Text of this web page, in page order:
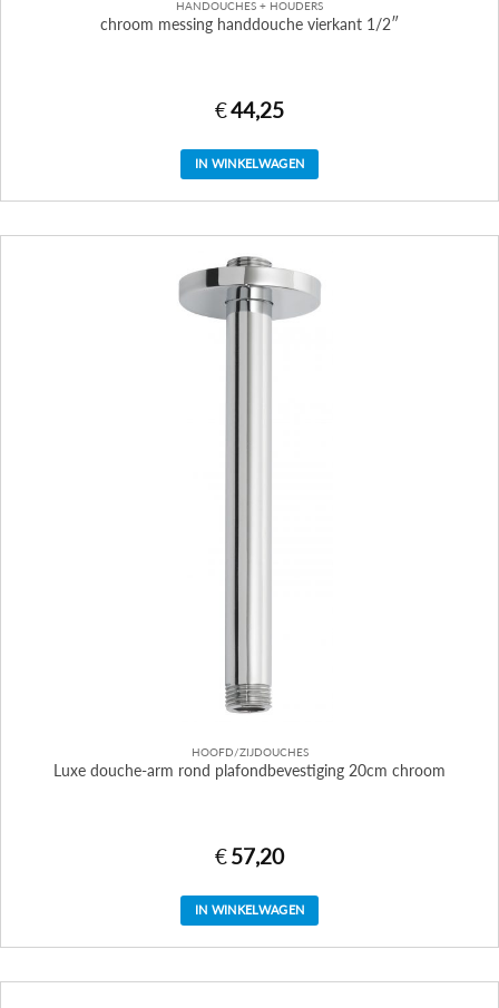
HANDOUCHES + HOUDERS
chroom messing handdouche vierkant 1/2″
€44,25
IN WINKELWAGEN
HOOFD/ZIJDOUCHES
Luxe douche-arm rond plafondbevestiging 20cm chroom
€57,20
IN WINKELWAGEN